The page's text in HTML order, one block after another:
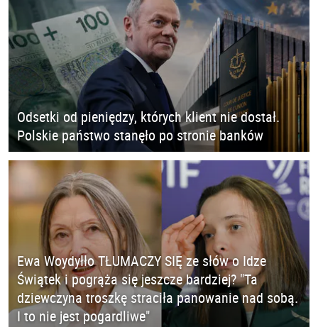
Odsetki od pieniędzy, których klient nie dostał.
Polskie państwo stanęło po stronie banków
Ewa Woydyłło TŁUMACZY SIĘ ze słów o Idze
Świątek i pogrąża się jeszcze bardziej? "Ta
dziewczyna troszkę straciła panowanie nad sobą.
I to nie jest pogardliwe"